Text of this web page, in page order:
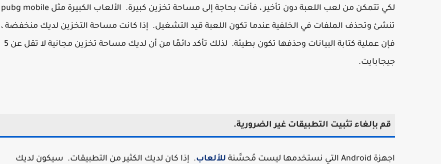
لكي تتمكن من لعب اللعبة دون تأخير ، فأنت بحاجة إلى مساحة تخزين كبيرة. الألعاب الكبيرة مثل pubg mobile
تنشئ وتحذف الملفات في الخلفية عندما تكون اللعبة قيد التشغيل. إذا كانت مساحة التخزين لديك منخفضة ،
فإن عملية كتابة البيانات وحذفها تكون بطيئة. لذلك تأكد دائمًا من أن لديك مساحة تخزين مجانية لا تقل عن 5
جيجابايت.
قم بإلغاء تثبيت التطبيقات غير الضرورية.
اجهزة Android التي نستخدمها ليست مُحسَّنة للألعاب. إذا كان لديك الكثير من التطبيقات. سيكون لديك